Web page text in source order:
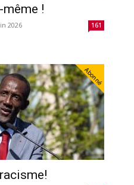
!
2026 161
Abonné